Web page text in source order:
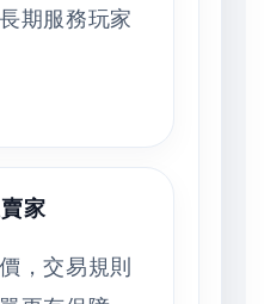
期服務玩家
家
，交易規則